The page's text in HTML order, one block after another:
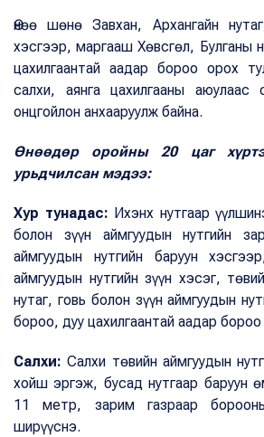
Өнөө шөнө Завхан, Архангайн
хэсгээр, маргааш Хөвсгөл, Булганы
цахилгаантай аадар бороо орох
салхи, аянга цахилгааны аюулаас
онцгойлон анхааруулж байна.
Өнөөдөр оройны 20 цаг
урьдчилсан мэдээ:
Хур тунадас: Ихэнх нутгаар
болон зүүн аймгуудын нутгийн
аймгуудын нутгийн баруун
аймгуудын нутгийн зүүн хэсэг,
нутаг, говь болон зүүн аймгуудын
бороо, дуу цахилгаантай аадар
Салхи: Салхи төвийн аймгуудын
хойш эргэж, бусад нутгаар баруун
11 метр, зарим газраар
ширүүснэ.